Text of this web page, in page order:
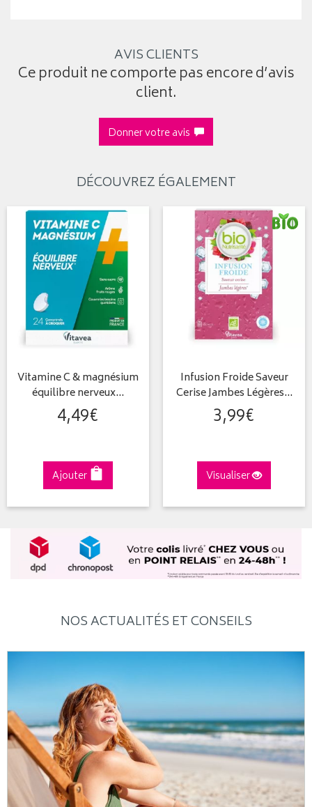
AVIS CLIENTS
Ce produit ne comporte pas encore d’avis
client.
Donner votre avis
DÉCOUVREZ ÉGALEMENT
Vitamine C & magnésium
équilibre nerveux…
4,49€
Ajouter
Infusion Froide Saveur
Cerise Jambes Légères…
3,99€
Visualiser
NOS ACTUALITÉS ET CONSEILS